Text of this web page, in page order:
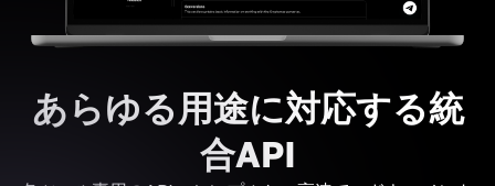
あらゆる用途に対応する統
合API